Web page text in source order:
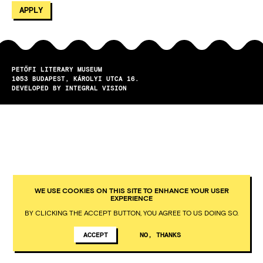
PETŐFI LITERARY MUSEUM
1053
BUDAPEST
KÁROLYI UTCA 16.
DEVELOPED BY INTEGRAL VISION
WE USE COOKIES ON THIS SITE TO ENHANCE YOUR USER
EXPERIENCE
BY CLICKING THE ACCEPT BUTTON, YOU AGREE TO US DOING SO.
ACCEPT NO, THANKS